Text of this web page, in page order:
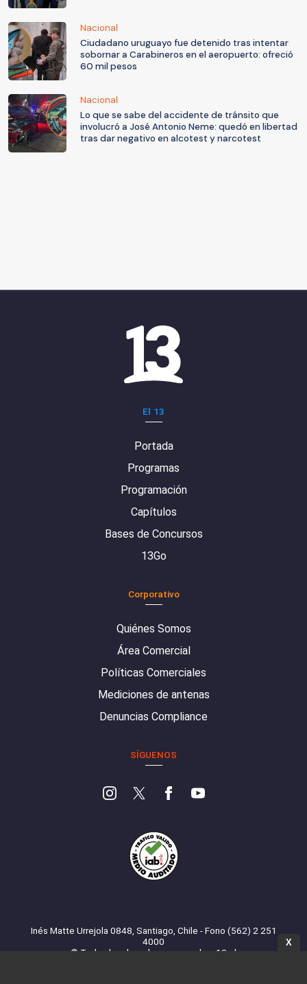
Nacional
Ciudadano uruguayo fue detenido tras intentar
sobornar a Carabineros en el aeropuerto: ofreció
60 mil pesos
Nacional
Lo que se sabe del accidente de tránsito que
involucró a José Antonio Neme: quedó en libertad
tras dar negativo en alcotest y narcotest
El 13
Portada
Programas
Programación
Capítulos
Bases de Concursos
13Go
Corporativo
Quiénes Somos
Área Comercial
Políticas Comerciales
Mediciones de antenas
Denuncias Compliance
SÍGUENOS
Inés Matte Urrejola 0848, Santiago, Chile - Fono (562) 2 251
4000
© Todos los derechos reservados. 13.cl
X